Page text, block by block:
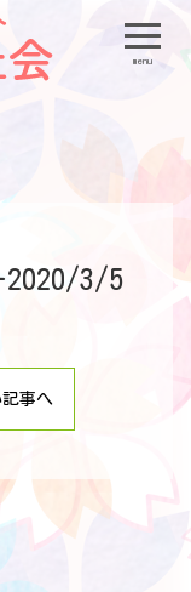
menu
2020/3/5
事へ